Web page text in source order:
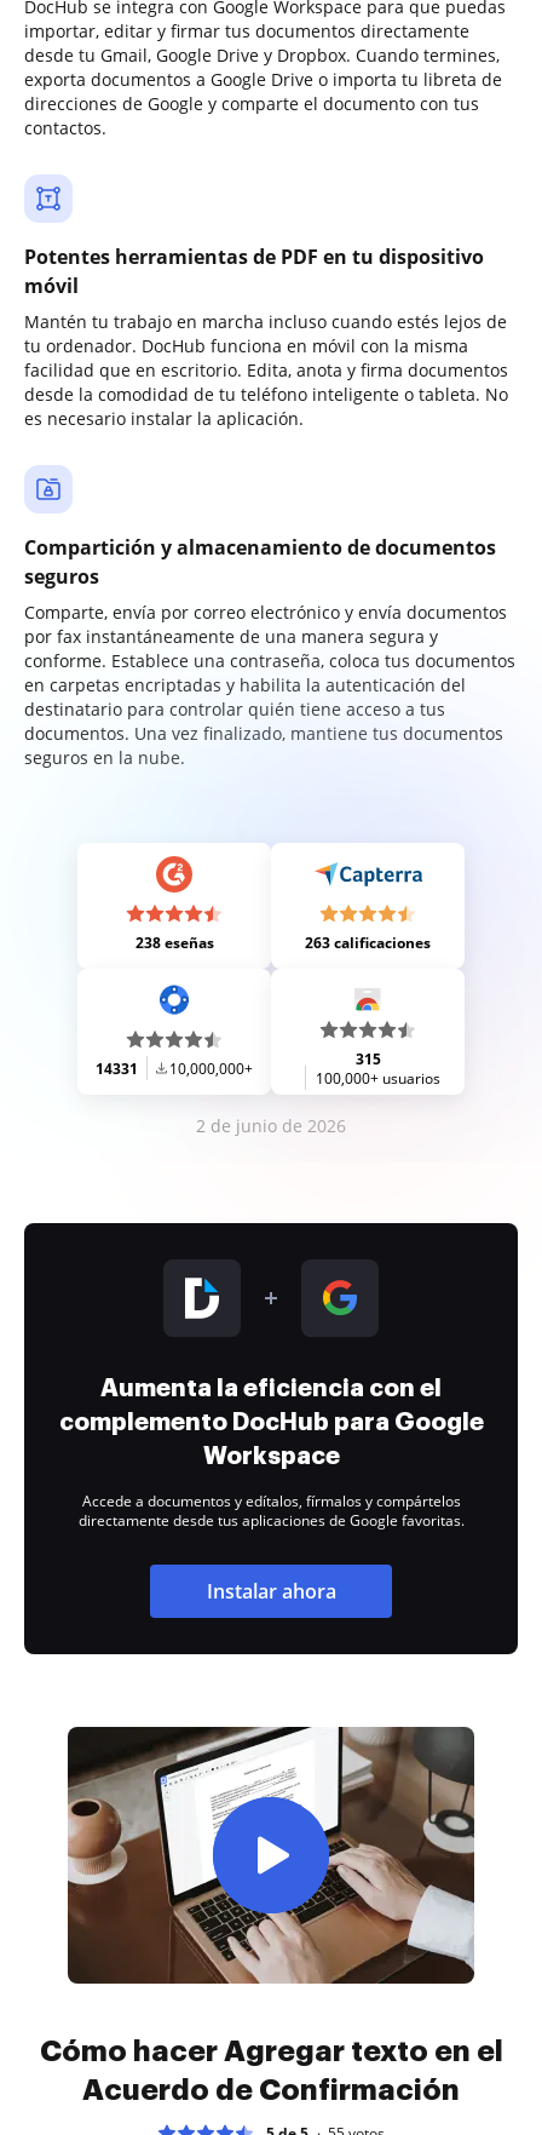
DocHub se integra con Google Workspace para que puedas
importar, editar y firmar tus documentos directamente
desde tu Gmail, Google Drive y Dropbox. Cuando termines,
exporta documentos a Google Drive o importa tu libreta de
direcciones de Google y comparte el documento con tus
contactos.
Potentes herramientas de PDF en tu dispositivo
móvil
Mantén tu trabajo en marcha incluso cuando estés lejos de
tu ordenador. DocHub funciona en móvil con la misma
facilidad que en escritorio. Edita, anota y firma documentos
desde la comodidad de tu teléfono inteligente o tableta. No
es necesario instalar la aplicación.
Compartición y almacenamiento de documentos
seguros
Comparte, envía por correo electrónico y envía documentos
por fax instantáneamente de una manera segura y
conforme. Establece una contraseña, coloca tus documentos
en carpetas encriptadas y habilita la autenticación del
destinatario para controlar quién tiene acceso a tus
documentos. Una vez finalizado, mantiene tus documentos
seguros en la nube.
238 eseñas 263 calificaciones
14331 10,000,000+
315
100,000+ usuarios
2 de junio de 2026
Aumenta la eficiencia con el
complemento DocHub para Google
Workspace
Accede a documentos y edítalos, fírmalos y compártelos
directamente desde tus aplicaciones de Google favoritas.
Instalar ahora
Cómo hacer Agregar texto en el
Acuerdo de Confirmación